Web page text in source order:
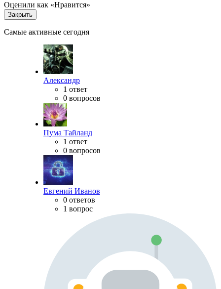
Оценили как «Нравится»
Закрыть
Самые активные сегодня
Александр
1 ответ
0 вопросов
Пума Тайланд
1 ответ
0 вопросов
Евгений Иванов
0 ответов
1 вопрос